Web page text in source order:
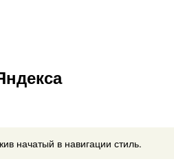
начатый в навигации стиль.